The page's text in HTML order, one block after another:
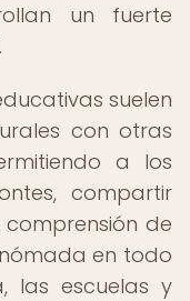
un fuerte
suelen
con otras
a los
compartir
de
en todo
las escuelas y